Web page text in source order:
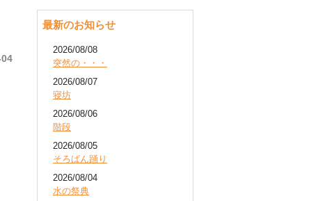
最新のお知らせ
2026/08/08
突然の・・・
2026/08/07
寝坊
2026/08/06
階段
2026/08/05
そろばん踊り
2026/08/04
水の祭典